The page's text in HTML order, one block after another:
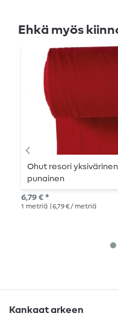
Ehkä myös
Ohut resori yksivärinen
punainen
6,79 € *
1 metriä | 6,79 € / metriä
Kankaat arkeen